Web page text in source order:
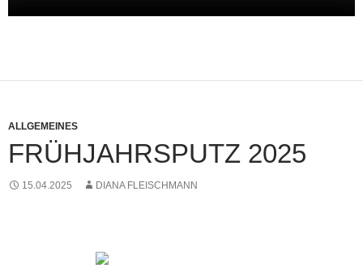
ALLGEMEINES
FRÜHJAHRSPUTZ 2025
15.04.2025 DIANA FLEISCHMANN